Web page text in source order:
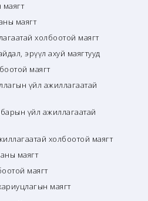
маягт
маягт
холбоотой маягт
эрүүл ахуй маягтууд
маягт
үйл ажиллагаатай
үйл ажиллагаатай
холбоотой маягт
маягт
маягт
маягт